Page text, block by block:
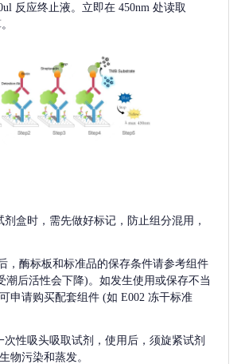
反应终止液。立即在 450nm 处读取
剂盒时，需先做好标记，防止组分混用，
，酶标板和标准品的保存条件请参考组件
潮后活性会下降)。如发生使用或保存不当
申请购买配套组件 (如 E002 冻干标准
次性吸头吸取试剂，使用后，须旋紧试剂
物污染和蒸发。